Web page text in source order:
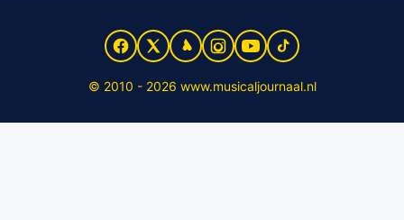
© 2010 - 2026 www.musicaljournaal.nl